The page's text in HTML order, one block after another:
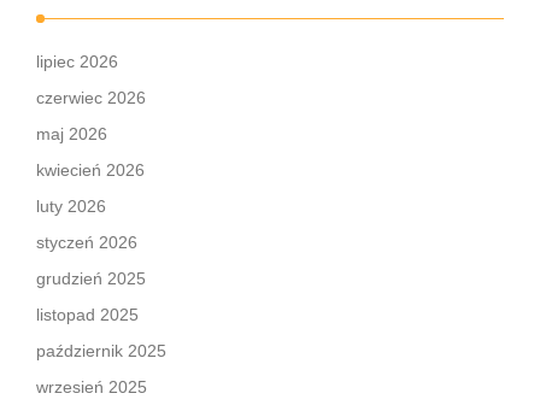
lipiec 2026
czerwiec 2026
maj 2026
kwiecień 2026
luty 2026
styczeń 2026
grudzień 2025
listopad 2025
październik 2025
wrzesień 2025